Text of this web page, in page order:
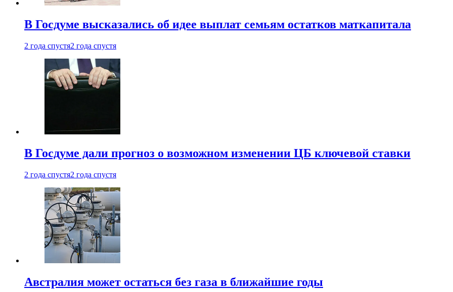
В Госдуме высказались об идее выплат семьям остатков маткапитала
2 года спустя2 года спустя
В Госдуме дали прогноз о возможном изменении ЦБ ключевой ставки
2 года спустя2 года спустя
Австралия может остаться без газа в ближайшие годы